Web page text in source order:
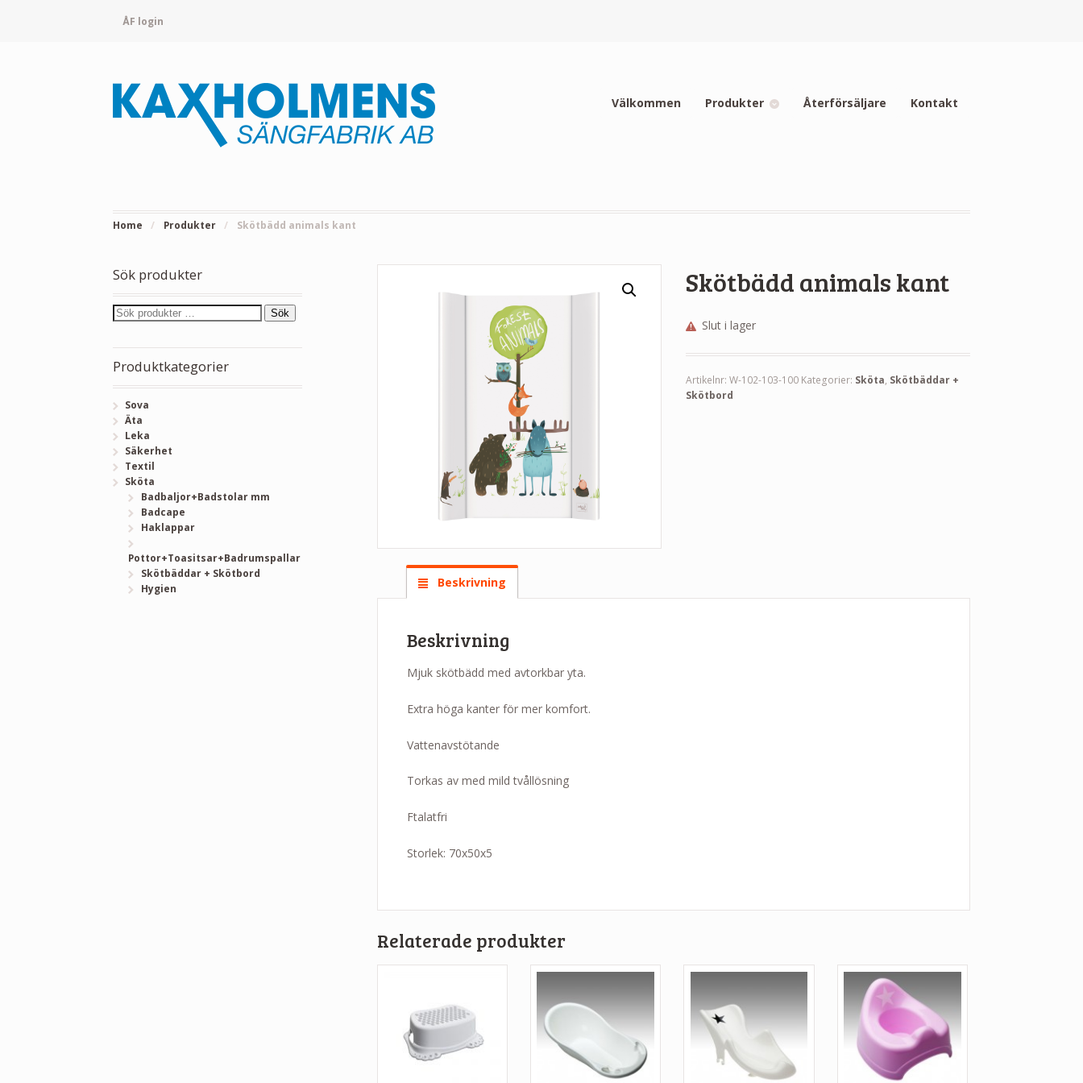
ÅF login
Välkommen Produkter Återförsäljare Kontakt
Home / Produkter / Skötbädd animals kant
Skötbädd animals kant
Slut i lager
Artikelnr: W-102-103-100 Kategorier: Sköta, Skötbäddar +
Skötbord
Beskrivning
Beskrivning
Mjuk skötbädd med avtorkbar yta.
Extra höga kanter för mer komfort.
Vattenavstötande
Torkas av med mild tvållösning
Ftalatfri
Storlek: 70x50x5
Relaterade produkter
Sök produkter
Sök
Produktkategorier
Sova
Äta
Leka
Säkerhet
Textil
Sköta
Badbaljor+Badstolar mm
Badcape
Haklappar
Pottor+Toasitsar+Badrumspallar
Skötbäddar + Skötbord
Hygien